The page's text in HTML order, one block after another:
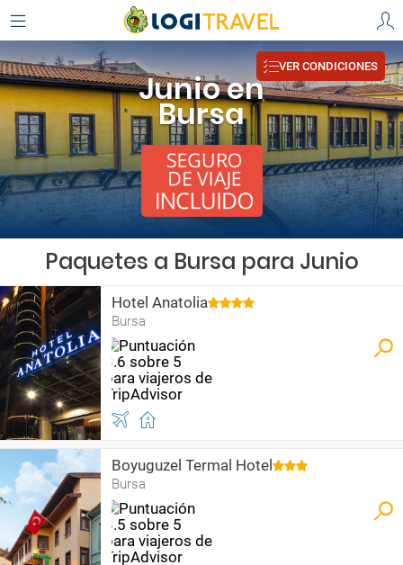
Junio en
Bursa
VER CONDICIONES
Paquetes a Bursa para Junio
Hotel Anatolia
Bursa
Boyuguzel Termal Hotel
Bursa